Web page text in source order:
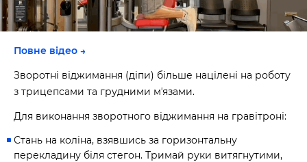
Повне відео →
Зворотні віджимання (діпи) більше націлені на роботу
з трицепсами та грудними мʼязами.
Для виконання зворотного віджимання на гравітроні:
Стань на коліна, взявшись за горизонтальну
перекладину біля стегон. Тримай руки витягнутими,